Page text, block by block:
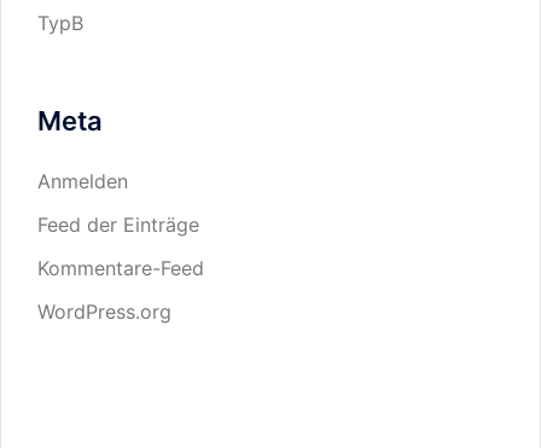
TypB
Meta
Anmelden
Feed der Einträge
Kommentare-Feed
WordPress.org